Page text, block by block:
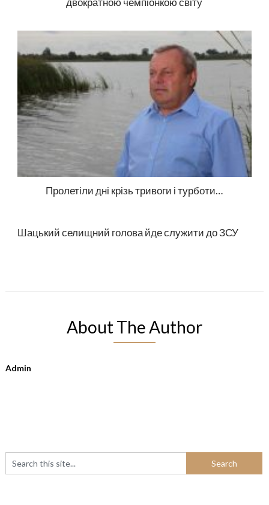
Пролетіли дні крізь тривоги і турботи…
Шацький селищний голова йде служити до ЗСУ
About The Author
Admin